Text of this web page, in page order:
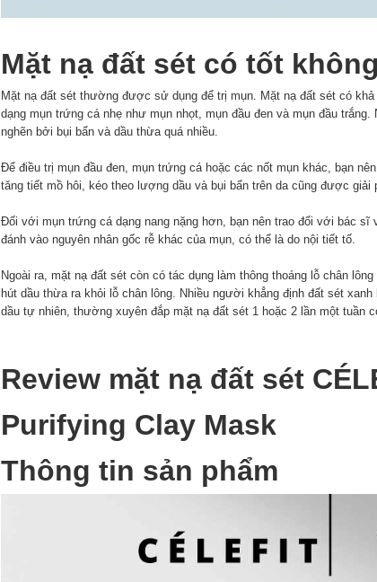
Mặt nạ đất sét có tốt
Mặt nạ đất sét thường được sử dụng để trị mụn. Mặt nạ đất sét có
dạng mụn trứng cá nhẹ như mụn nhọt, mụn đầu đen và mụn đầu
nghẽn bởi bụi bẩn và dầu thừa quá nhiều.
Để điều trị mụn đầu đen, mụn trứng cá hoặc các nốt mụn khác, bạn
tăng tiết mồ hôi, kéo theo lượng dầu và bụi bẩn trên da cũng được giải
Đối với mụn trứng cá dạng nang nặng hơn, bạn nên trao đổi với bác
đánh vào nguyên nhân gốc rễ khác của mụn, có thể là do nội tiết tố.
Ngoài ra, mặt nạ đất sét còn có tác dụng làm thông thoáng lỗ chân
hút dầu thừa ra khỏi lỗ chân lông. Nhiều người khẳng định đất sét
dầu tự nhiên, thường xuyên đắp mặt nạ đất sét 1 hoặc 2 lần một tuần
Review mặt nạ đất sét
Purifying Clay Mask
Thông tin sản phẩm